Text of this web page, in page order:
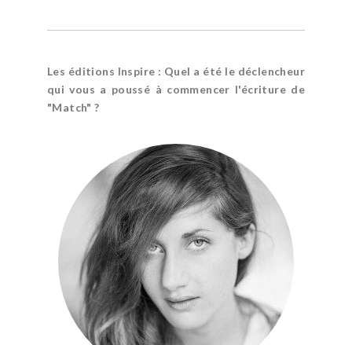
Les éditions Inspire : Quel a été le déclencheur
qui vous a poussé à commencer l'écriture de
"Match" ?